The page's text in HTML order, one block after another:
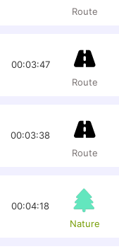
Route
00:03:47
Route
00:03:38
Route
00:04:18
Nature